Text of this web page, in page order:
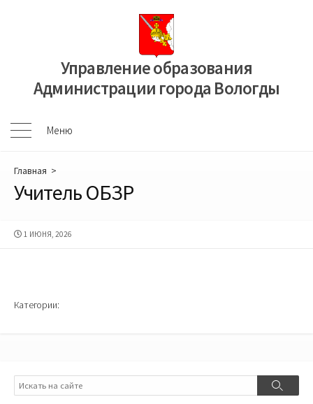
Управление образования
Администрации города Вологды
Меню
Меню
Главная >
Учитель ОБЗР
ДАТА
1 ИЮНЯ, 2026
Категории:
Поиск
Поиск